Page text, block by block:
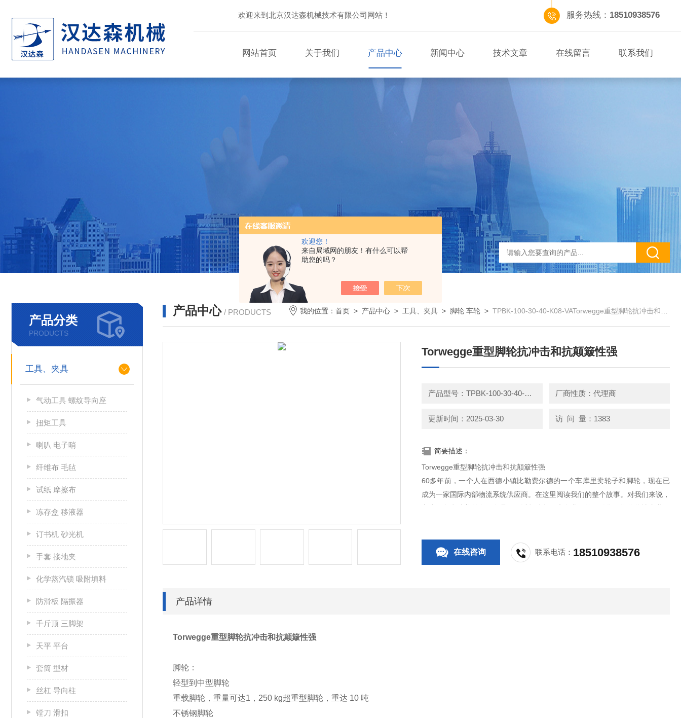
欢迎您！
来自局域网的朋友！有什么可以帮
助您的吗？
欢迎来到北京汉达森机械技术有限公司网站！ 服务热线： 18510938576
网站首页 关于我们 产品中心 新闻中心 技术文章 在线留言 联系我们
产品分类
PRODUCTS
工具、夹具
气动工具 螺纹导向座
扭矩工具
喇叭 电子哨
纤维布 毛毡
试纸 摩擦布
冻存盒 移液器
订书机 砂光机
手套 接地夹
化学蒸汽锁 吸附填料
防滑板 隔振器
千斤顶 三脚架
天平 平台
套筒 型材
丝杠 导向柱
镗刀 滑扣
产品中心 / PRODUCTS 我的位置：首页 > 产品中心 > 工具、夹具 > 脚轮 车轮 >TPBK-100-30-40-K08-VATorwegge重型脚轮抗冲击和抗颠簸性强
Torwegge重型脚轮抗冲击和抗颠簸性强
产品型号：TPBK-100-30-40-K08-VA 厂商性质：代理商
更新时间：2025-03-30 访 问 量：1383
简要描述：
Torwegge重型脚轮抗冲击和抗颠簸性强
60多年前，一个人在西德小镇比勒费尔德的一个车库里卖轮子和脚轮，现在已
成为一家国际内部物流系统供应商。在这里阅读我们的整个故事。对我们来说，
客户服务意味着总有一名员工可以帮助您。来自我们德国销售网络的热情专业人
在线咨询 联系电话： 18510938576
产品详情
Torwegge重型脚轮抗冲击和抗颠簸性强
脚轮：
轻型到中型脚轮
重载脚轮，重量可达1，250 kg超重型脚轮，重达 10 吨
不锈钢脚轮